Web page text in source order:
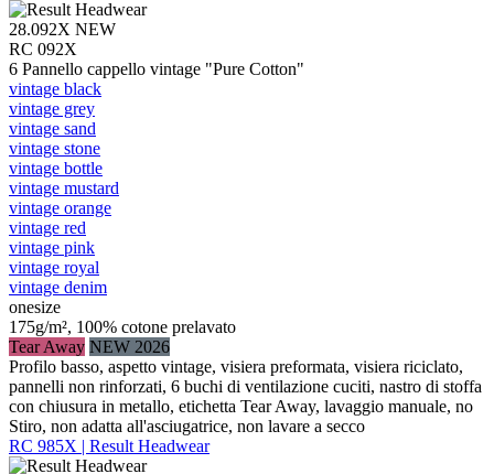
28.092X NEW
RC 092X
6 Pannello cappello vintage "Pure Cotton"
vintage black
vintage grey
vintage sand
vintage stone
vintage bottle
vintage mustard
vintage orange
vintage red
vintage pink
vintage royal
vintage denim
onesize
175g/m², 100% cotone prelavato
Tear Away NEW 2026
Profilo basso, aspetto vintage, visiera preformata, visiera riciclato,
pannelli non rinforzati, 6 buchi di ventilazione cuciti, nastro di stoffa
con chiusura in metallo, etichetta Tear Away, lavaggio manuale, no
Stiro, non adatta all'asciugatrice, non lavare a secco
RC 985X | Result Headwear